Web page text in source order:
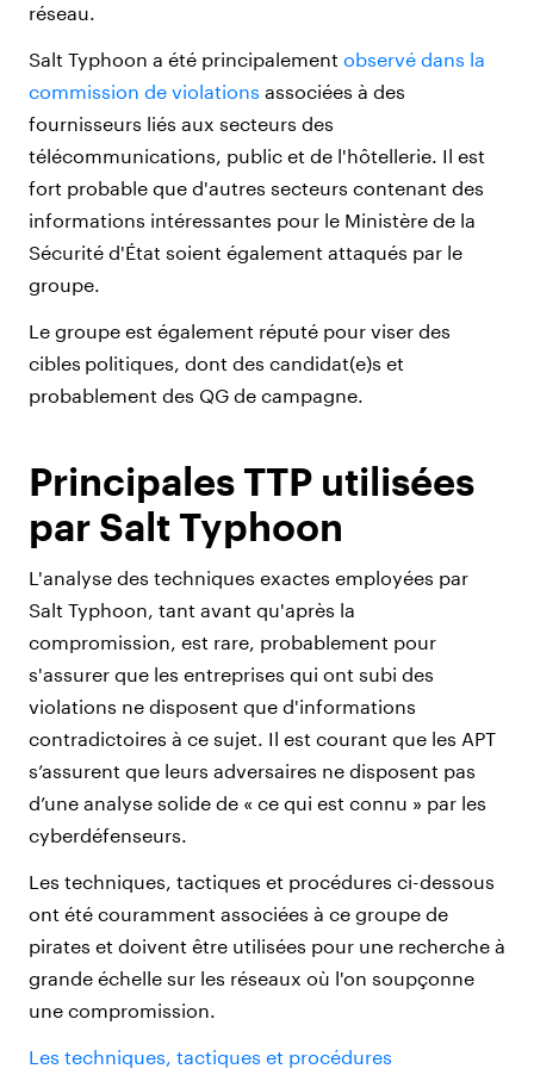
réseau.
Salt Typhoon a été principalement observé dans la
commission de violations associées à des
fournisseurs liés aux secteurs des
télécommunications, public et de l'hôtellerie. Il est
fort probable que d'autres secteurs contenant des
informations intéressantes pour le Ministère de la
Sécurité d'État soient également attaqués par le
groupe.
Le groupe est également réputé pour viser des
cibles politiques, dont des candidat(e)s et
probablement des QG de campagne.
Principales TTP utilisées
par Salt Typhoon
L'analyse des techniques exactes employées par
Salt Typhoon, tant avant qu'après la
compromission, est rare, probablement pour
s'assurer que les entreprises qui ont subi des
violations ne disposent que d'informations
contradictoires à ce sujet. Il est courant que les APT
s’assurent que leurs adversaires ne disposent pas
d’une analyse solide de « ce qui est connu » par les
cyberdéfenseurs.
Les techniques, tactiques et procédures ci-dessous
ont été couramment associées à ce groupe de
pirates et doivent être utilisées pour une recherche à
grande échelle sur les réseaux où l'on soupçonne
une compromission.
Les techniques, tactiques et procédures